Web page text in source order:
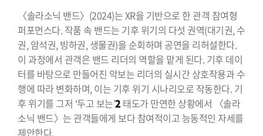
〈솔라소닉 밴드〉(2024)는 XR을 기반으로 한 관객 참여형
퍼포먼스다. 작품 속 밴드는 기후 위기의 다섯 권역(대기권, 수
권, 암석권, 빙하권, 생물권)을 순회하며 공연을 리허설한다.
이 과정에서 관객은 밴드 리더의 역할을 맡게 된다. 기후 데이
터를 바탕으로 만들어진 악보는 리더의 실시간 상호작용과 수
행에 따라 변화하며, 이는 기후 위기 시나리오로 작동한다. 기
후 위기를 그저 ‘두고 보는’2 태도가 만연한 상황에서 〈솔라
소닉 밴드〉는 관객들에게 보다 참여적이고 능동적인 자세를
제안한다.